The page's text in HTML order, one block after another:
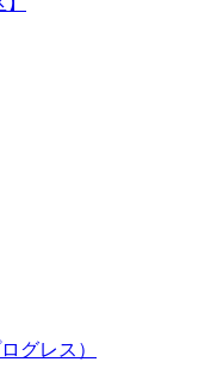
グレス）